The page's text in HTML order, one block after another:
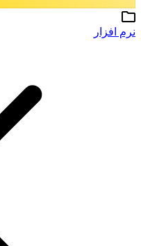
نرم افزار